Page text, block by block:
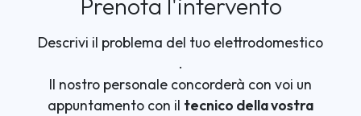
Descrivi il problema del tuo elettrodomestico
.
Il nostro personale concorderà con voi un
appuntamento con il tecnico della vostra